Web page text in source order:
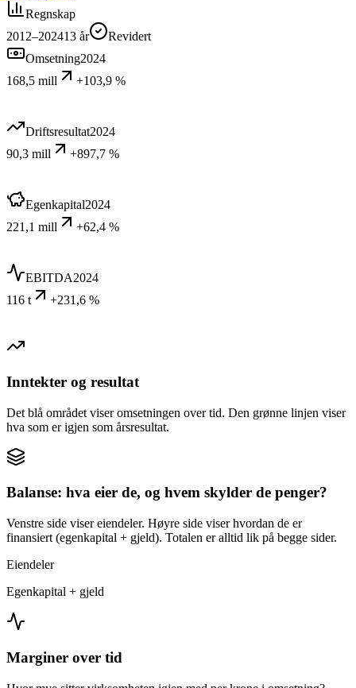
Regnskap
2012–202413 år
Revidert
Omsetning2024
168,5 mill
+103,9 %
Driftsresultat2024
90,3 mill
+897,7 %
Egenkapital2024
221,1 mill
+62,4 %
EBITDA2024
116 t
+231,6 %
Inntekter og resultat
Det blå området viser omsetningen over tid. Den grønne linjen viser
hva som er igjen som årsresultat.
Balanse: hva eier de, og hvem skylder de penger?
Venstre side viser eiendeler. Høyre side viser hvordan de er
finansiert (egenkapital + gjeld). Totalen er alltid lik på begge sider.
Eiendeler
Egenkapital + gjeld
Marginer over tid